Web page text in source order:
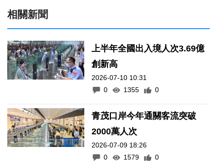
相關新聞
上半年全國出入境人次3.69億
創新高
2026-07-10 10:31
0
1355 0
青茂口岸今年通關客流突破
2000萬人次
2026-07-09 18:26
0
1579 0